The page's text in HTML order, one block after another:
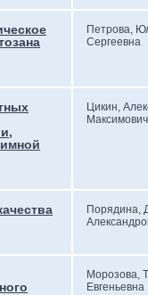
Петрова,
Сергеевна
Цикин,
Максимович
Порядина,
Морозова,
Евгеньевна